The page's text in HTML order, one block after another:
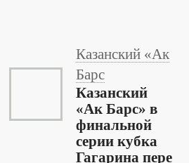
Казанский «Ак
Барс
Казанский
«Ак Барс» в
финальной
серии кубка
Гагарина пере